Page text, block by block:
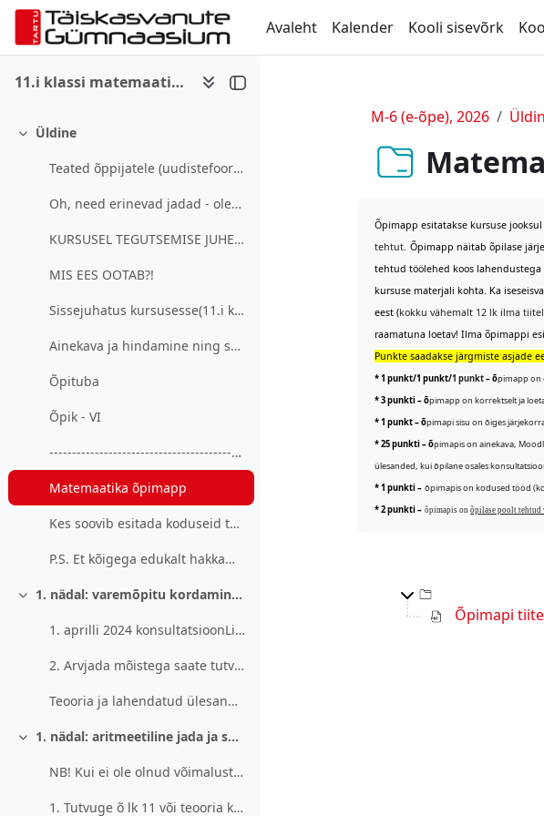
Jäta vahele peasisuni
Avaleht
Kalender Kooli sisevõrk
11.i klassi matemaatika 6. kursus (e-õpe) 2025/26
Ahenda
Üldine
Teated õppijatele (uudistefoorum)
Oh, need erinevad jadad - oleks pea mul seda ...
KURSUSEL TEGUTSEMISE JUHEND1. Tutvun Moodles oleva...
MIS EES OOTAB?!
Sissejuhatus kursusesse(11.i klass - e-õpe):
Ainekava ja hindamine ning saavutatavad õpitulemused kursuse lõpuks
Õpituba
Õpik - VI
-----------------------------------------Matemaati...
Matemaatika õpimapp
Kes soovib esitada koduseid töid läbi matemaatilis...
P.S. Et kõigega edukalt hakkama saada, on tar...
Ahenda 1. nädal: varemõpitu kordamine; arvjada mõiste (23.-29.. märts 2026
1. aprilli 2024 konsultatsioonLiitu koosolekuga ko...
2. Arvjada mõistega saate tutvuda õ lk 10 või teoo...
Teooria ja lahendatud ülesanded 1
Ahenda 1. nädal: aritmeetiline jada ja selle üldliikme valem (23.-29. . mätts 2026
NB! Kui ei ole olnud võimalust võtta kooli raamatu...
1. Tutvuge õ lk 11 või teooria kaustas olevate mat...
M-6 (e-õpe), 2026
Õpimapp esitatakse kursuse
tehtut. Õpimapp näitab õpilase
tehtud töölehed koos
kursuse materjali kohta. Ka
eest (kokku vähemalt 12 lk ilma
raamatuna loetav! Ilma õpimappi
Punkte saadakse järgmiste asjade
* 1 punkt/1 punkt/1 punkt– õpimapp on
* 3 punkti – õpimapp on korrektselt ja
* 1 punkt – õpimapi sisu on õiges
* 25 punkti – õpimapis on ainekava,
ülesanded, kui õpilane osales
* 1 punkti – õpimapis on kodused tööd
* 2 punkti – õpimapis onõpilase poolt tehtud
Õpimapi